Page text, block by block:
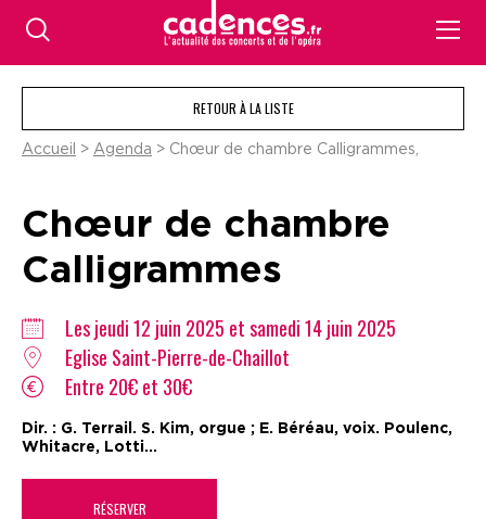
RETOUR À LA LISTE
Accueil > Agenda > Chœur de chambre Calligrammes,
Chœur de chambre
Calligrammes
Les jeudi 12 juin 2025 et samedi 14 juin 2025
Eglise Saint-Pierre-de-Chaillot
Entre 20€ et 30€
Dir. : G. Terrail. S. Kim, orgue ; E. Béréau, voix. Poulenc,
Whitacre, Lotti...
RÉSERVER